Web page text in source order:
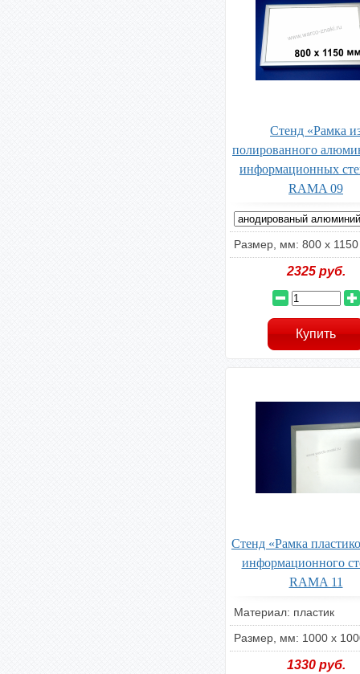
Стенд «Рамка
полированного
информационных
RAMA 09
Размер, мм: 800 x 1150
2325руб.
Стенд «Рамка
информационного
RAMA 11
Материал: пластик
Размер, мм: 1000 х
1330руб.